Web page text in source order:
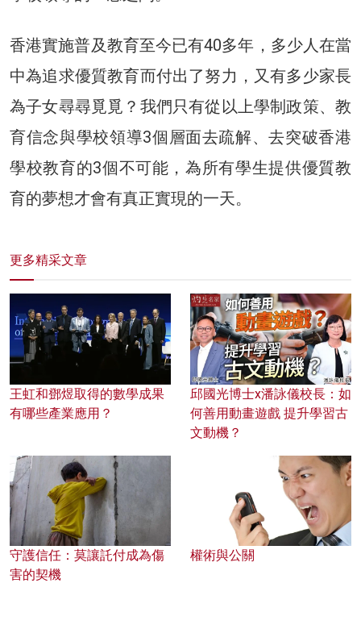
香港實施普及教育至今已有40多年，多少人在當
中為追求優質教育而付出了努力，又有多少家長
為子女尋尋覓覓？我們只有從以上學制政策、教
育信念與學校領導3個層面去疏解、去突破香港
學校教育的3個不可能，為所有學生提供優質教
育的夢想才會有真正實現的一天。
更多精采文章
王虹和鄧煜取得的數學成果
有哪些產業應用？
邱國光博士x潘詠儀校長：如
何善用動畫遊戲 提升學習古
文動機？
守護信任：莫讓託付成為傷
害的契機
權術與公關